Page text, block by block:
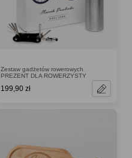
Zestaw gadżetów rowerowych
PREZENT DLA ROWERZYSTY
199,90 zł